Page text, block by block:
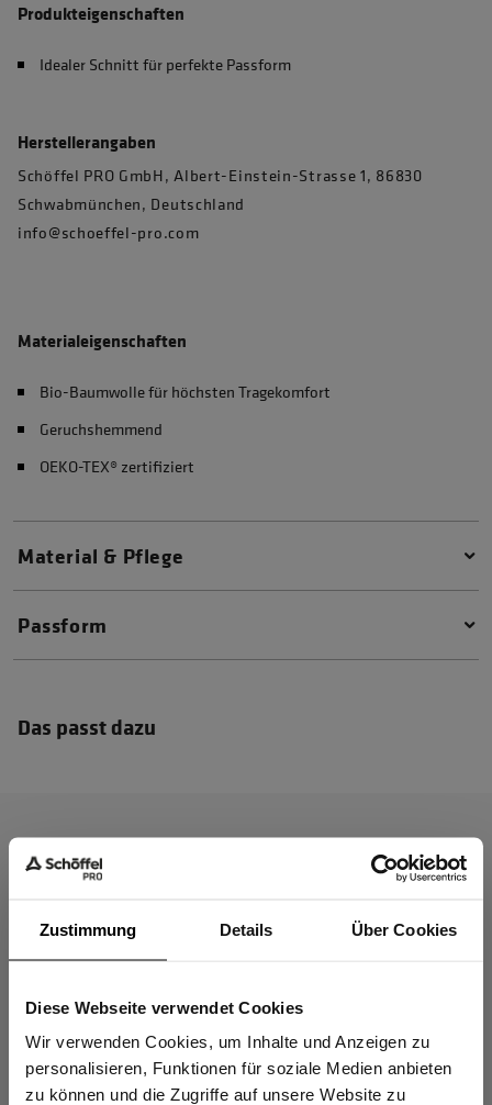
Zustimmung Details Über Cookies
Diese Webseite verwendet Cookies
Wir verwenden Cookies, um Inhalte und Anzeigen zu
personalisieren, Funktionen für soziale Medien anbieten
zu können und die Zugriffe auf unsere Website zu
Produkteigenschaften
Idealer Schnitt für perfekte Passform
Herstellerangaben
Schöffel PRO GmbH, Albert-Einstein-Strasse 1, 86830
Schwabmünchen, Deutschland
info@schoeffel-pro.com
Materialeigenschaften
Bio-Baumwolle für höchsten Tragekomfort
Geruchshemmend
OEKO-TEX® zertifiziert
Material & Pflege
Passform
Das passt dazu
Sind Sie
Gewerbetreibender?